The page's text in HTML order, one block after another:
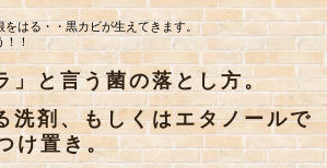
はる・・黒カビが生えてきます。
！！
」と言う菌の落とし方。
洗剤、もしくはエタノールで
け置き。